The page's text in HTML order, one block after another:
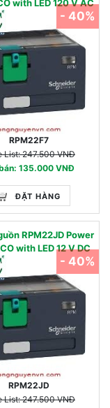
with LED 120 V AC
RPM22F7
List: 247.500 VNĐ
135.000 VNĐ
ĐẶT HÀNG
- 40%
RPM22JD Power
with LED 12 V DC
RPM22JD
List: 247.500 VNĐ
- 40%